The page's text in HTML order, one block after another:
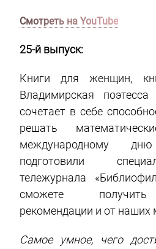
Смотреть на YouTube
25-й выпуск:
Книги для женщин,
Владимирская
сочетает в себе
решать
международному
подготовили
тележурнала
сможете получить
рекомендации и от наших
Самое умное, чего